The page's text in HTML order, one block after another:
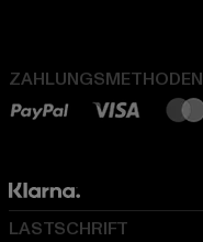
ZAHLUNGSMETHODEN
LASTSCHRIFT